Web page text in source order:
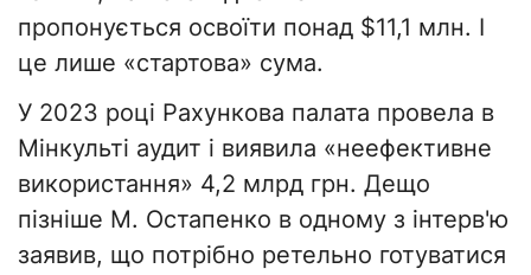
пропонується освоїти понад $11,1 млн. І
це лише «стартова» сума.
У 2023 році Рахункова палата провела в
Мінкульті аудит і виявила «неефективне
використання» 4,2 млрд грн. Дещо
пізніше М. Остапенко в одному з інтерв'ю
заявив, що потрібно ретельно готуватися